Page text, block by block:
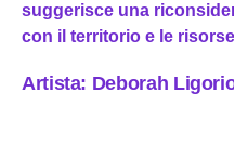
suggerisce una
con il territorio e le
Artista: Deborah